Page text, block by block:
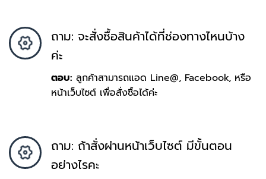
ถาม: จะสั่งซื้อสินค้าได้ที่ช่องทางไหนบ้าง
ค่ะ
ตอบ: ลูกค้าสามารถแอด Line@, Facebook, หรือ
หน้าเว็บไซต์ เพื่อสั่งซื้อได้ค่ะ
ถาม: ถ้าสั่งผ่านหน้าเว็บไซต์ มีขั้นตอน
อย่างไรคะ